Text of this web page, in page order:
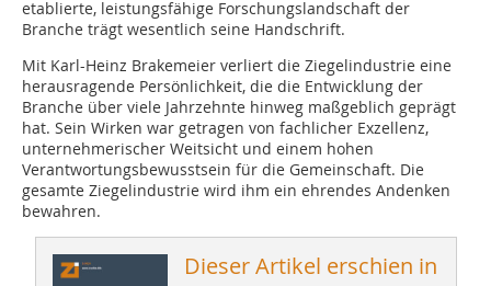
etablierte, leistungsfähige Forschungslandschaft der
Branche trägt wesentlich seine Handschrift.
Mit Karl-Heinz Brakemeier verliert die Ziegelindustrie eine
herausragende Persönlichkeit, die die Entwicklung der
Branche über viele Jahrzehnte hinweg maßgeblich geprägt
hat. Sein Wirken war getragen von fachlicher Exzellenz,
unternehmerischer Weitsicht und einem hohen
Verantwortungsbewusstsein für die Gemeinschaft. Die
gesamte Ziegelindustrie wird ihm ein ehrendes Andenken
bewahren.
Dieser Artikel erschien in